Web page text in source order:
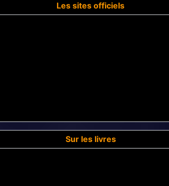
Les sites officiels
Sur les livres